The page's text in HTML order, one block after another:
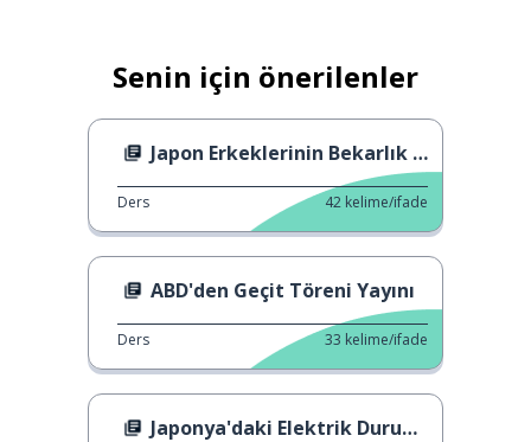
Senin için önerilenler
Japon Erkeklerinin Bekarlık Oranı
Ders 42 kelime/ifade
ABD'den Geçit Töreni Yayını
Ders 33 kelime/ifade
Japonya'daki Elektrik Durumu